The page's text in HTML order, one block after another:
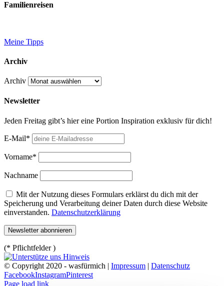
Familienreisen
Meine Tipps
Archiv
Archiv
Newsletter
Jeden Freitag gibt’s hier eine Portion Inspiration exklusiv für dich!
E-Mail*
Vorname*
Nachname
Mit der Nutzung dieses Formulars erklärst du dich mit der
Speicherung und Verarbeitung deiner Daten durch diese Website
einverstanden. Datenschutzerklärung
(* Pflichtfelder )
© Copyright 2020 - wasfürmich | Impressum | Datenschutz
FacebookInstagramPinterest
Page load link